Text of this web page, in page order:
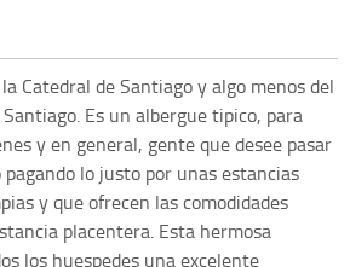
Catedral de Santiago y algo menos del
Es un albergue tipico, para
y en general, gente que desee pasar
pagando lo justo por unas estancias
y que ofrecen las comodidades
placentera. Esta hermosa
los huespedes una excelente